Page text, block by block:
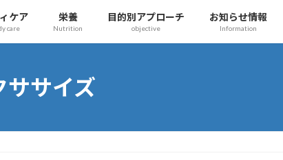
ケア
care
栄養
Nutrition
目的別アプローチ
objective
お知らせ情報
Information
ササイズ